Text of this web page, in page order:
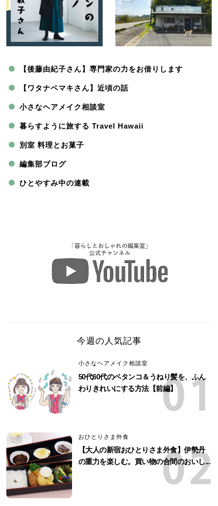
【後藤由紀子さん】専門家の力をお借りします
【ワタナベマキさん】近頃の話
小さなヘアメイク相談室
暮らすように旅する Travel Hawaii
別室 料理とお菓子
編集部ブログ
ひとやすみ中の連載
今週の人気記事
小さなヘアメイク相談室
50代60代のペタンコ＆うねり髪を、ふん
わりきれいにする方法【前編】
おひとりさま外食
【大人の新宿おひとりさま外食】伊勢丹
の重力を楽しむ。買い物の合間のおいし...